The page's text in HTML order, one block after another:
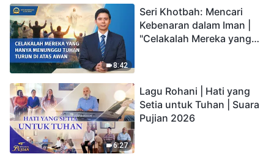
8:42
Seri Khotbah: Mencari
Kebenaran dalam Iman |
"Celakalah Mereka yang
6:27
Lagu Rohani | Hati yang
Setia untuk Tuhan | Suara
Pujian 2026